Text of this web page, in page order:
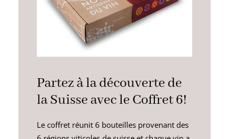
Partez à la découverte de
la Suisse avec le Coffret 6!
Le coffret réunit 6 bouteilles provenant des